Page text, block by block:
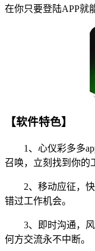
在你只要登陆APP就
【软件特色】
1、心仪彩多多
召唤，立刻找到你的
2、移动应征，快
错过工作机会。
3、即时沟通，风
何方交流永不中断。